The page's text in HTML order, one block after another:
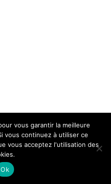
vous garantir la meilleure
vous continuez à utiliser ce
vous acceptez l'utilisation des
Ok